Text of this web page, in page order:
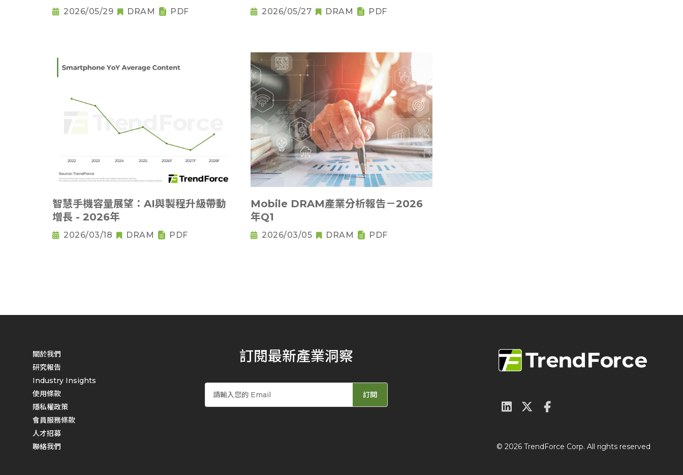
2026/05/29 DRAM PDF 2026/05/27 DRAM PDF
智慧手機容量展望：AI與製程升級帶動
增長 - 2026年
2026/03/18 DRAM PDF
Mobile DRAM產業分析報告－2026
年Q1
2026/03/05 DRAM PDF
關於我們
研究報告
Industry Insights
使用條款
隱私權政策
會員服務條款
人才招募
聯絡我們
訂閱最新產業洞察
訂閱
© 2026 TrendForce Corp. All rights reserved